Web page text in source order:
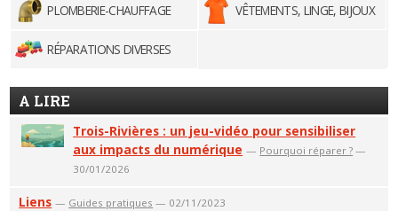
PLOMBERIE-CHAUFFAGE VÊTEMENTS, LINGE, BIJOUX
RÉPARATIONS DIVERSES
A LIRE
Trois-Rivières : un jeu-vidéo pour sensibiliser
aux impacts du numérique — Pourquoi réparer ? —
30/01/2026
Liens — Guides pratiques — 02/11/2023